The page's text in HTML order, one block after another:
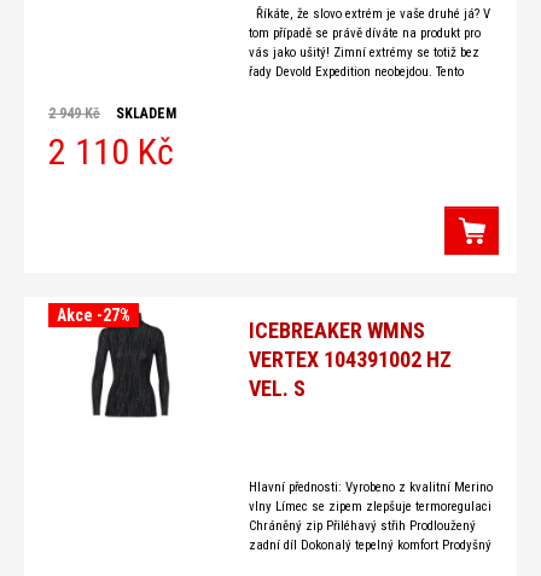
Říkáte, že slovo extrém je vaše druhé já? V
tom případě se právě díváte na produkt pro
vás jako ušitý! Zimní extrémy se totiž bez
řady Devold Expedition neobejdou. Tento
2 949 Kč SKLADEM
2 110 Kč
ICEBREAKER WMNS
VERTEX 104391002 HZ
VEL. S
Akce -27%
Hlavní přednosti: Vyrobeno z kvalitní Merino
vlny Límec se zipem zlepšuje termoregulaci
Chráněný zip Přiléhavý střih Prodloužený
zadní díl Dokonalý tepelný komfort Prodyšný